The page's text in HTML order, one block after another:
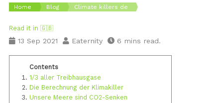
Home Blog Climate killers de
Read it in 🇬🇧
13 Sep 2021 Eaternity 6 mins read.
1/3 aller Treibhausgase
Die Berechnung der Klimakiller
Unsere Meere sind CO2-Senken